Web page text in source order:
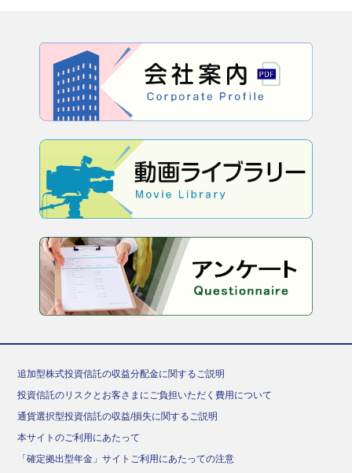
追加型株式投資信託の収益分配金に関するご説明
投資信託のリスクとお客さまにご負担いただく費用について
通貨選択型投資信託の収益/損失に関するご説明
本サイトのご利用にあたって
「確定拠出型年金」サイトご利用にあたっての注意